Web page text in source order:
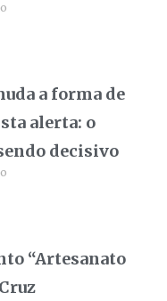
a forma de
alerta: o
decisivo
“Artesanato